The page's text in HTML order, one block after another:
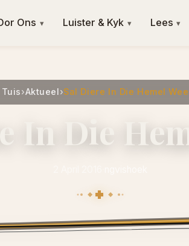
Ons ▾ Luister & Kyk ▾ Lees ▾
Tuis›Aktueel›Sal Diere In Die Hemel
In Die